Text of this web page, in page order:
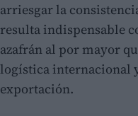
arriesgar la
resulta indispensable
azafrán al por mayor
logística internacional
exportación.